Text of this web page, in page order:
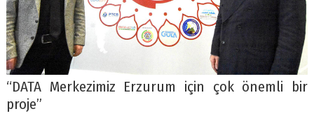
“DATA Merkezimiz Erzurum için çok önemli bir
proje”